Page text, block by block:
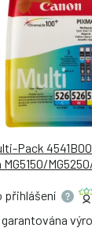
Pack
přihlášení